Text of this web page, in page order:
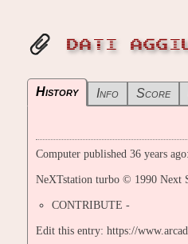
DATI
History Info Score
Computer published 36 years ago:
NeXTstation turbo © 1990 Next
CONTRIBUTE -
Edit this entry: https://